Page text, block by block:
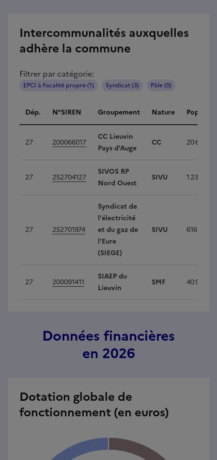
Intercommunalités auxquelles
adhère la commune
Filtrer par catégorie:
EPCI à fiscalité propre (1) Syndicat (3) Pôle (0)
Intercommunalités
Dép. N°SIREN Groupement Nature
27 200066017
CC Lieuvin
Pays d'Auge
CC 20 685
27 252704127
SIVOS RP
Nord Ouest
SIVU 1 231
27 252701974
Syndicat de
l'électricité
et du gaz de
l'Eure
(SIEGE)
SIVU 616 217
27 200091411
SIAEP du
Lieuvin
SMF 40 947
Données financières
en 2026
Dotation globale de
fonctionnement (en euros)